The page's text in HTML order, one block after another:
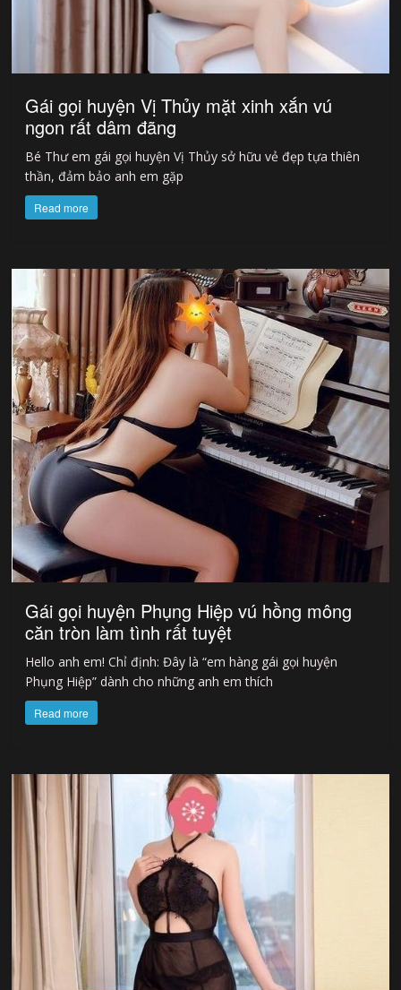
Gái gọi huyện Vị Thủy mặt xinh xắn vú
ngon rất dâm đãng
Bé Thư em gái gọi huyện Vị Thủy sở hữu vẻ đẹp tựa thiên
thần, đảm bảo anh em gặp
Read more
Gái gọi huyện Phụng Hiệp vú hồng mông
căn tròn làm tình rất tuyệt
Hello anh em! Chỉ định: Đây là “em hàng gái gọi huyện
Phụng Hiệp” dành cho những anh em thích
Read more